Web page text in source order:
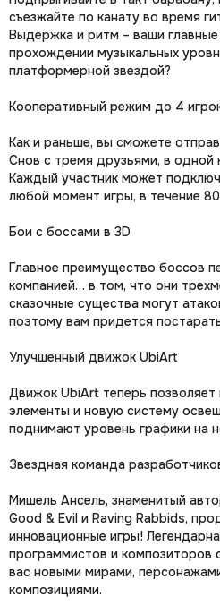
съезжайте по канату во время
Выдержка и ритм – ваши
прохождении музыкальных
платформерной звездой?
Кооперативный режим до 4
Как и раньше, вы сможете
Снов с тремя друзьями, в одной
Каждый участник может
любой момент игры, в течение
Бои с боссами в 3D
Главное преимущество боссов
компанией… в том, что они
сказочные существа могут
поэтому вам придется
Улучшенный движок UbiArt
Движок UbiArt теперь
элементы и новую систему
поднимают уровень графики на
Звездная команда
Мишель Ансель, знаменитый
Good & Evil и Raving Rabbids,
инновационные игры!
программистов и композиторов
вас новыми мирами,
композициями.